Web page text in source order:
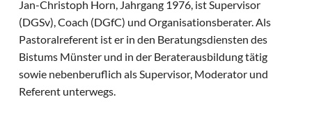
Jan-Christoph Horn, Jahrgang 1976, ist Supervisor
(DGSv), Coach (DGfC) und Organisationsberater. Als
Pastoralreferent ist er in den Beratungsdiensten des
Bistums Münster und in der Beraterausbildung tätig
sowie nebenberuflich als Supervisor, Moderator und
Referent unterwegs.